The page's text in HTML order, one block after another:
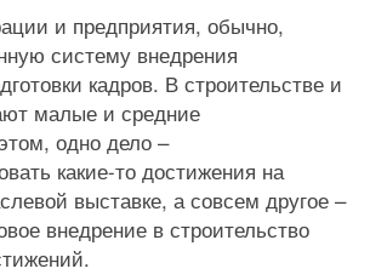
и предприятия, обычно,
систему внедрения
кадров. В строительстве и
малые и средние
одно дело –
какие-то достижения на
выставке, а совсем другое –
внедрение в строительство